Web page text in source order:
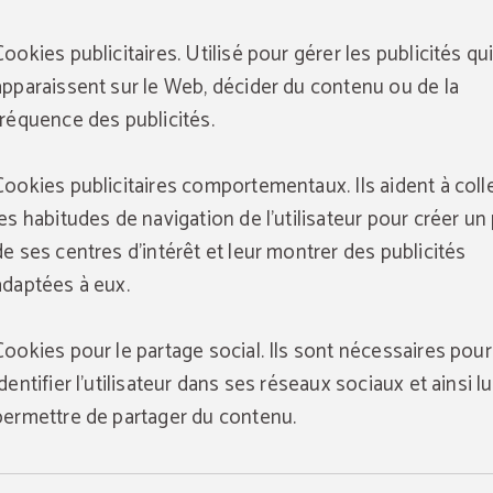
publicitaires. Utilisé pour gérer les publicités qui
sur le Web, décider du contenu ou de la
des publicités.
publicitaires comportementaux. Ils aident à
habitudes de navigation de l'utilisateur pour créer
ses centres d'intérêt et leur montrer des publicités
à eux.
pour le partage social. Ils sont nécessaires pour
l'utilisateur dans ses réseaux sociaux et ainsi
de partager du contenu.